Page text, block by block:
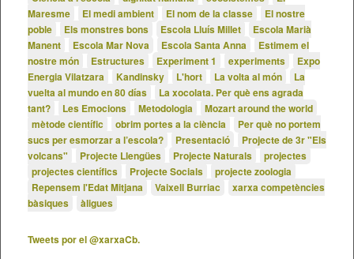
Maresme
El medi ambient El nom de la classe
El nostre
poble
Els monstres bons Escola Lluís Millet
Escola Marià
Manent
Escola Mar Nova Escola Santa Anna
Estimem el
nostre món
Estructures Experiment 1 experiments
Expo
Energia Vilatzara
Kandinsky L'hort La volta al món
La
vuelta al mundo en 80 días
La xocolata. Per què ens agrada
tant?
Les Emocions Metodologia
Mozart around the world
mètode científic
obrim portes a la ciència
Per què no portem
sucs per esmorzar a l’escola?
Presentació
Projecte de 3r "Els
volcans"
Projecte Llengües Projecte Naturals
projectes
projectes científics
Projecte Socials
projecte zoologia
Repensem l'Edat Mitjana
Vaixell Burriac
xarxa competències
bàsiques
àligues
Tweets por el @xarxaCb.